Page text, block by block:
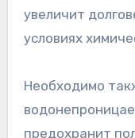
увеличит
условиях
Необходимо
предохранит